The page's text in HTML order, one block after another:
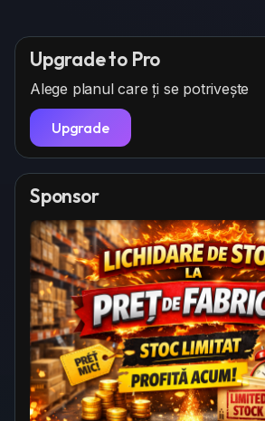
Upgrade to Pro
Alege planul care ți se potrivește
Upgrade
Sponsor